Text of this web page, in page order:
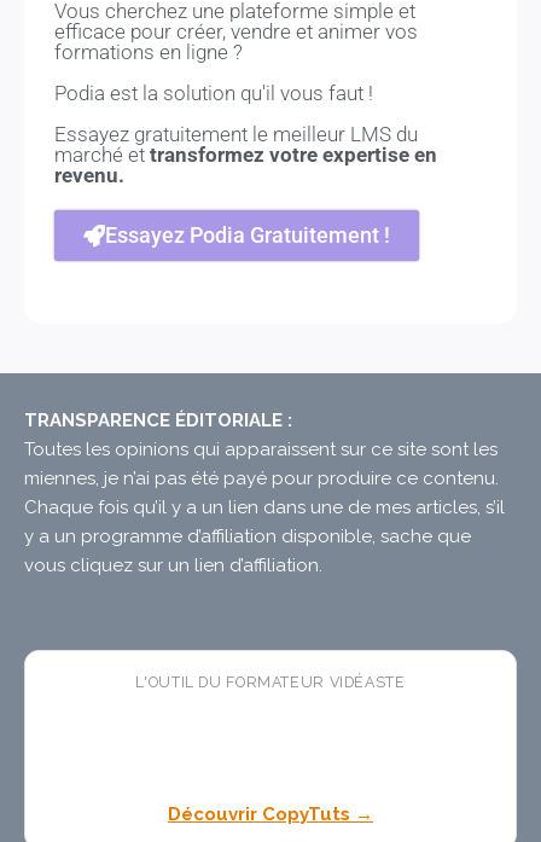
Vous cherchez une plateforme simple et
efficace pour créer, vendre et animer vos
formations en ligne ?
Podia est la solution qu'il vous faut !
Essayez gratuitement le meilleur LMS du
marché ettransformez votre expertise en
revenu.
Essayez Podia Gratuitement !
TRANSPARENCE ÉDITORIALE :
Toutes les opinions qui apparaissent sur ce site sont les
miennes, je n’ai pas été payé pour produire ce contenu.
Chaque fois qu’il y a un lien dans une de mes articles, s’il
y a un programme d’affiliation disponible, sache que
vous cliquez sur un lien d’affiliation.
L'OUTIL DU FORMATEUR VIDÉASTE
Découvrir CopyTuts →